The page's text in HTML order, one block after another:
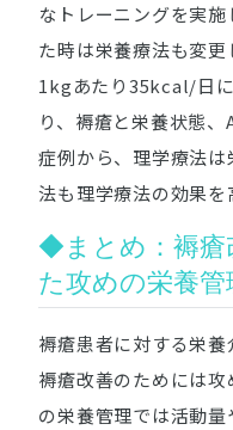
なトレーニングを実
た時は栄養療法も変
1kgあたり35kcal/日
り、褥瘡と栄養状態
症例から、理学療法
法も理学療法の効果を
◆まとめ：褥瘡
た攻めの栄養管
褥瘡患者に対する栄養
褥瘡改善のためには
の栄養管理では活動